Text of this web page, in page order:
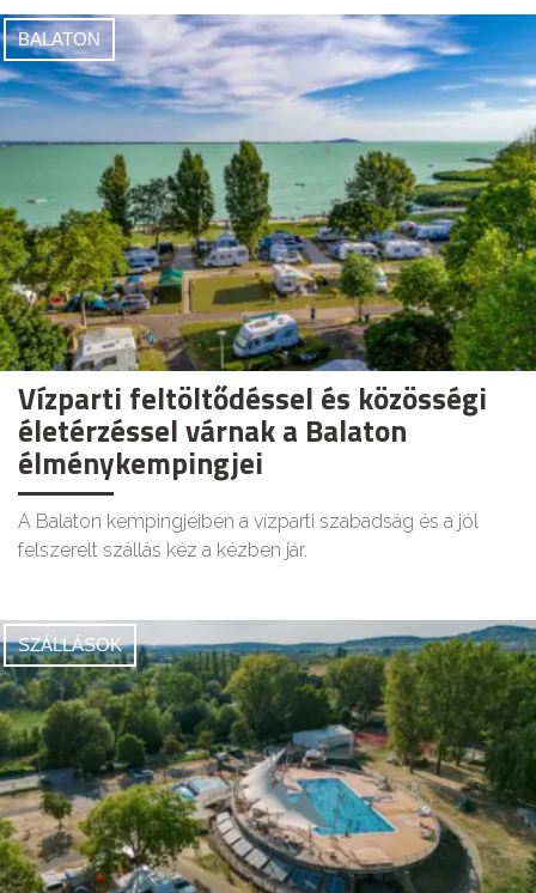
BALATON
Vízparti feltöltődéssel és közösségi
életérzéssel várnak a Balaton
élménykempingjei
A Balaton kempingjeiben a vízparti szabadság és a jól
felszerelt szállás kéz a kézben jár.
SZÁLLÁSOK